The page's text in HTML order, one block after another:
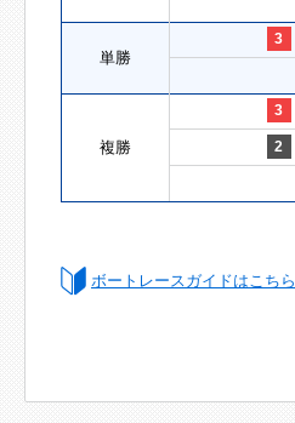
単勝
3
複勝
3
2
ボートレースガイドはこちら